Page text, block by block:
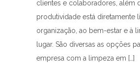
clientes e colaboradores, além
produtividade está diretamente
organização, ao bem-estar e à
lugar. São diversas as opções
empresa com a limpeza em […]